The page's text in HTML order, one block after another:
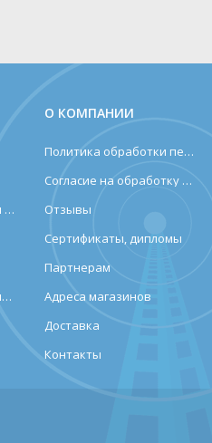
Тарифы интернета для дома и дачи
Охранная сигнализация (лендинг)
О КОМПАНИИ
Политика обработки персональных данных
Согласие на обработку персональных данных
Отзывы
Сертификаты, дипломы
Партнерам
Адреса магазинов
Доставка
Контакты